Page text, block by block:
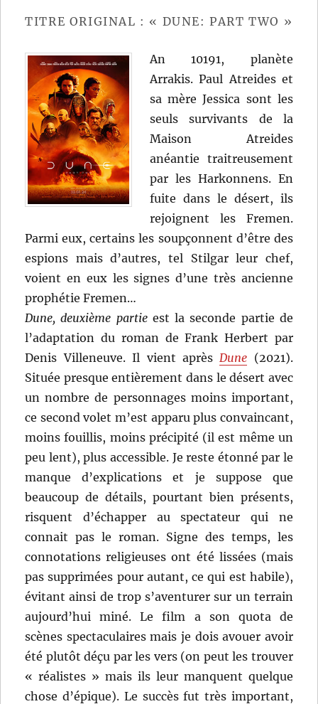
Richard
et
Alan
J.
Levi
TITRE ORIGINAL : « DUNE: PART TWO »
An 10191, planète
Arrakis. Paul Atreides et
sa mère Jessica sont les
seuls survivants de la
Maison Atreides
anéantie traitreusement
par les Harkonnens. En
fuite dans le désert, ils
rejoignent les Fremen.
Parmi eux, certains les soupçonnent d’être des
espions mais d’autres, tel Stilgar leur chef,
voient en eux les signes d’une très ancienne
prophétie Fremen…
Dune, deuxième partieest la seconde partie de
l’adaptation du roman de Frank Herbert par
Denis Villeneuve. Il vient après Dune (2021).
Située presque entièrement dans le désert avec
un nombre de personnages moins important,
ce second volet m’est apparu plus convaincant,
moins fouillis, moins précipité (il est même un
peu lent), plus accessible. Je reste étonné par le
manque d’explications et je suppose que
beaucoup de détails, pourtant bien présents,
risquent d’échapper au spectateur qui ne
connait pas le roman. Signe des temps, les
connotations religieuses ont été lissées (mais
pas supprimées pour autant, ce qui est habile),
évitant ainsi de trop s’aventurer sur un terrain
aujourd’hui miné. Le film a son quota de
scènes spectaculaires mais je dois avouer avoir
été plutôt déçu par les vers (on peut les trouver
« réalistes » mais ils leur manquent quelque
chose d’épique). Le succès fut très important,